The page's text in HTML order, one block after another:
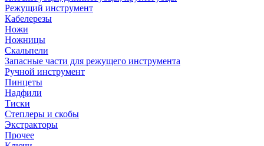
Режущий инструмент
Кабелерезы
Ножи
Ножницы
Скальпели
Запасные части для режущего инструмента
Ручной инструмент
Пинцеты
Надфили
Тиски
Степлеры и скобы
Экстракторы
Прочее